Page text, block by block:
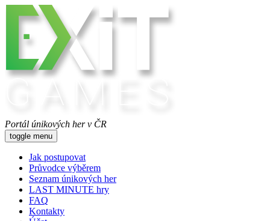
Portál únikových her v ČR
toggle menu
Jak postupovat
Průvodce výběrem
Seznam únikových her
LAST MINUTE hry
FAQ
Kontakty